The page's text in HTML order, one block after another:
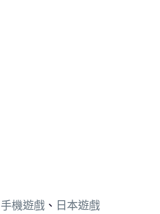
手機遊戲、 日本遊戲